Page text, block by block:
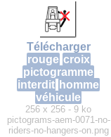
Télécharger
rouge croix
pictogramme
interdit homme
véhicule
256 x 256 - 9 ko
pictograms-aem-0071-no-
riders-no-hangers-on.png